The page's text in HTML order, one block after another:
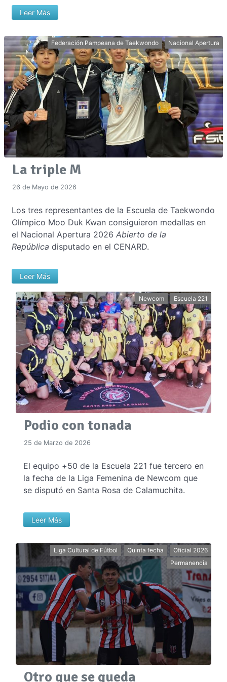
Leer Más
Federación Pampeana de Taekwondo Nacional Apertura
La triple M
26 de Mayo de 2026
Los tres representantes de la Escuela de Taekwondo
Olímpico Moo Duk Kwan consiguieron medallas en
el Nacional Apertura 2026 Abierto de la
República disputado en el CENARD.
Leer Más
Newcom Escuela 221
Podio con tonada
25 de Marzo de 2026
El equipo +50 de la Escuela 221 fue tercero en
la fecha de la Liga Femenina de Newcom que
se disputó en Santa Rosa de Calamuchita.
Leer Más
Liga Cultural de Fútbol Quinta fecha
Oficial 2026
Permanencia
Otro que se queda